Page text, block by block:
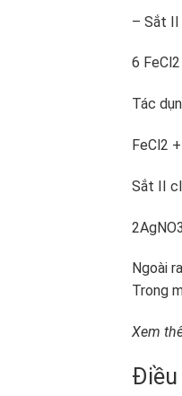
– Sắt II
6 FeCl 2
Tác
FeCl2
Sắt II
2AgNO3
Ngoài
Trong
Xem
Điều